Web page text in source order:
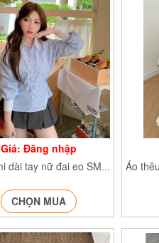
Giá: Đăng nhập
Áo sơ mi dài tay nữ đai eo SMdaitay379
CHỌN MUA